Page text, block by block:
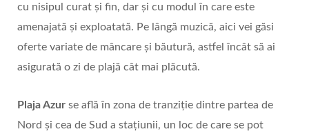
cu nisipul curat şi fin, dar şi cu modul în care este
amenajată şi exploatată. Pe lângă muzică, aici vei găsi
oferte variate de mâncare şi băutură, astfel încât să ai
asigurată o zi de plajă cât mai plăcută.
Plaja Azur se află în zona de tranziţie dintre partea de
Nord şi cea de Sud a staţiunii, un loc de care se pot